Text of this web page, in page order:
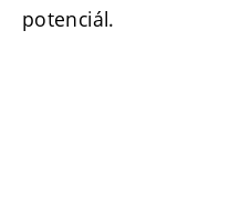
potenciál.